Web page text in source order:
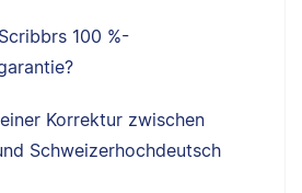
100 %-
Korrektur zwischen
Schweizerhochdeutsch